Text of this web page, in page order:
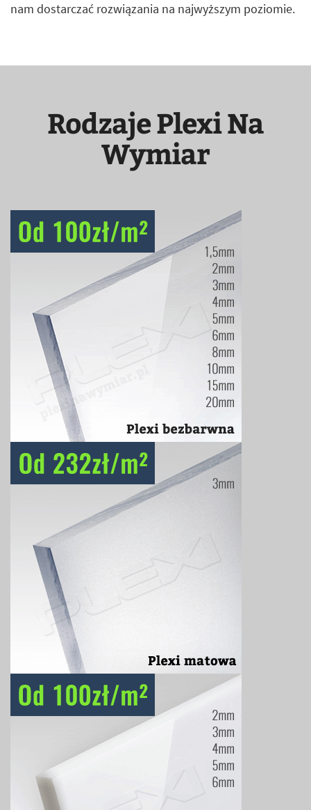
nam dostarczać rozwiązania na najwyższym poziomie.
Rodzaje Plexi Na
Wymiar